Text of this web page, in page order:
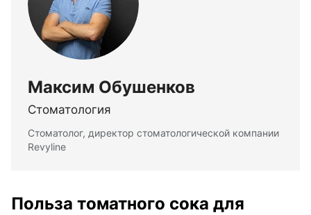
Максим Обушенков
Стоматология
Стоматолог, директор стоматологической компании
Revyline
Польза томатного сока для